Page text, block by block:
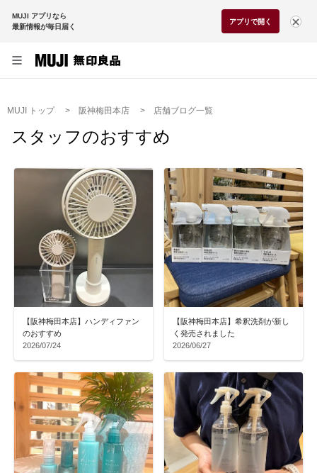
MUJI アプリなら
最新情報が毎日届く
アプリで開く
MUJI トップ 阪神梅田本店 店舗ブログ一覧
スタッフのおすすめ
【阪神梅田本店】ハンディファン
のおすすめ
2026/07/24
【阪神梅田本店】希釈洗剤が新し
く発売されました
2026/06/27